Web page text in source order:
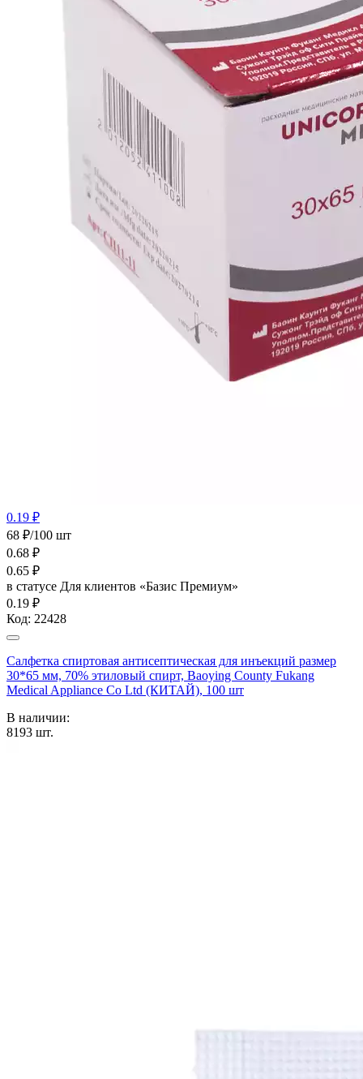
0.19 ₽
68 ₽/100 шт
0.68 ₽
0.65 ₽
в статусе Для клиентов «Базис Премиум»
0.19 ₽
Код: 22428
Салфетка спиртовая антисептическая для инъекций размер
30*65 мм, 70% этиловый спирт, Baoying County Fukang
Medical Appliance Co Ltd (КИТАЙ), 100 шт
В наличии:
8193 шт.